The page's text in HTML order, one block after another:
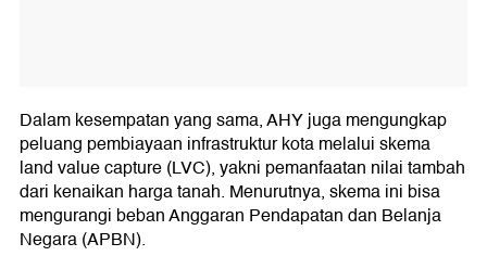
Dalam kesempatan yang sama, AHY juga mengungkap
peluang pembiayaan infrastruktur kota melalui skema
land value capture (LVC), yakni pemanfaatan nilai tambah
dari kenaikan harga tanah. Menurutnya, skema ini bisa
mengurangi beban Anggaran Pendapatan dan Belanja
Negara (APBN).